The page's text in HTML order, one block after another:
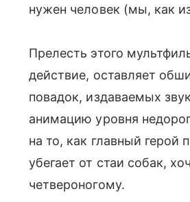
нужен человек (мы, как
Прелесть этого
действие, оставляет
повадок, издаваемых
анимацию уровня
на то, как главный герой
убегает от стаи собак,
четвероногому.